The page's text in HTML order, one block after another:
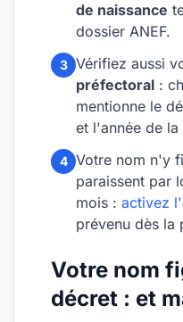
de naissance
dossier ANEF.
3 Vérifiez aussi
préfectoral :
mentionne le
et l'année de la
4 Votre nom n'y
paraissent par
mois : activez
prévenu dès la
Votre nom
décret : et